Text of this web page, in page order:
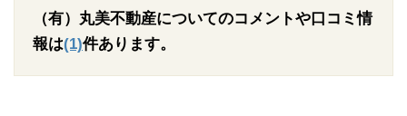
（有）丸美不動産についてのコメントや口コミ情
報は(1)件あります。